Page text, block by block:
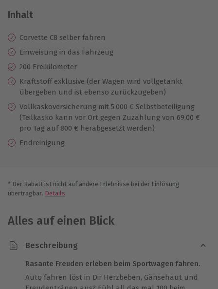
Inhalt
Corvette C8 selber fahren
Einweisung in das Fahrzeug
200 Freikilometer
Kraftstoff exklusive (der Wagen wird vollgetankt
übergeben und ist ebenso zurückzugeben)
Vollkaskoversicherung mit 5.000 € Selbstbeteiligung
(Teilkasko kann vor Ort gegen Zuzahlung von 69,00 €
pro Tag auf 800 € herabgesetzt werden)
Endreinigung
* Der Rabatt ist nicht auf andere Erlebnisse bei der Einlösung
übertragbar. Details
Alles auf einen Blick
Beschreibung
Rasante Freuden erleben beim Sportwagen fahren.
Auto fahren löst in Dir Herzbeben, Gänsehaut und